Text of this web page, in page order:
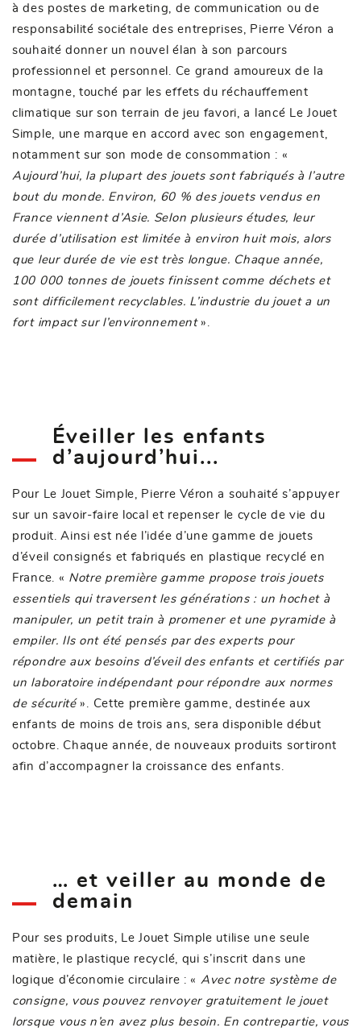
à des postes de marketing, de communication ou de
responsabilité sociétale des entreprises, Pierre Véron a
souhaité donner un nouvel élan à son parcours
professionnel et personnel. Ce grand amoureux de la
montagne, touché par les effets du réchauffement
climatique sur son terrain de jeu favori, a lancé Le Jouet
Simple, une marque en accord avec son engagement,
notamment sur son mode de consommation : «
Aujourd’hui, la plupart des jouets sont fabriqués à l’autre
bout du monde. Environ, 60 % des jouets vendus en
France viennent d’Asie. Selon plusieurs études, leur
durée d’utilisation est limitée à environ huit mois, alors
que leur durée de vie est très longue. Chaque année,
100 000 tonnes de jouets finissent comme déchets et
sont difficilement recyclables. L’industrie du jouet a un
fort impact sur l’environnement».
Éveiller les enfants
d’aujourd’hui...
Pour Le Jouet Simple, Pierre Véron a souhaité s’appuyer
sur un savoir-faire local et repenser le cycle de vie du
produit. Ainsi est née l’idée d’une gamme de jouets
d’éveil consignés et fabriqués en plastique recyclé en
France. « Notre première gamme propose trois jouets
essentiels qui traversent les générations : un hochet à
manipuler, un petit train à promener et une pyramide à
empiler. Ils ont été pensés par des experts pour
répondre aux besoins d’éveil des enfants et certifiés par
un laboratoire indépendant pour répondre aux normes
de sécurité». Cette première gamme, destinée aux
enfants de moins de trois ans, sera disponible début
octobre. Chaque année, de nouveaux produits sortiront
afin d’accompagner la croissance des enfants.
… et veiller au monde de
demain
Pour ses produits, Le Jouet Simple utilise une seule
matière, le plastique recyclé, qui s’inscrit dans une
logique d’économie circulaire : « Avec notre système de
consigne, vous pouvez renvoyer gratuitement le jouet
lorsque vous n’en avez plus besoin. En contrepartie, vous